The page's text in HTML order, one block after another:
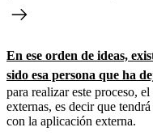
En ese orden de ideas,
sido esa persona que ha
para realizar este proceso,
externas, es decir que
con la aplicación externa.